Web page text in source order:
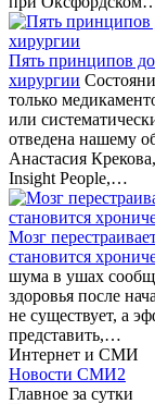
Пять принципов
хирургии
только
или
отведена нашему
Анастасия
Insight People,…
Мозг
становится
шума в ушах
здоровья после
не существует, а
представить,…
Интернет и СМИ
Новости СМИ2
Главное за сутки